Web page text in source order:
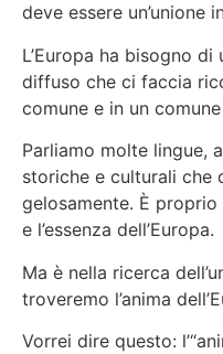
deve essere un’unione
L’Europa ha bisogno di
diffuso che ci faccia
comune e in un
Parliamo molte lingue,
storiche e culturali che
gelosamente. È
e l’essenza dell’Europa.
Ma è nella ricerca
troveremo l’anima
Vorrei dire questo: